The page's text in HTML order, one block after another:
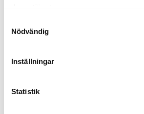
deras tjänster.
Nödvändig
Inställningar
Statistik
Varumärke
Zensati är ett prestigefyllt varumärke
tillbehör. Med deras passion för